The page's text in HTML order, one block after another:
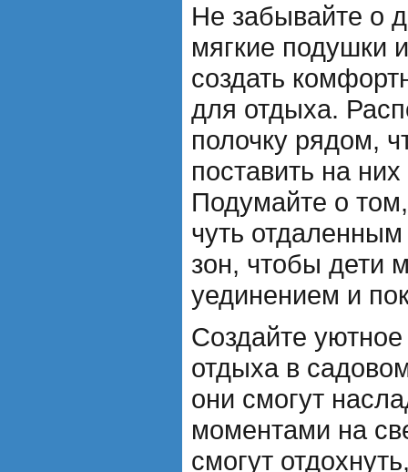
Не забывайте о
мягкие подушки
создать
для отдыха.
полочку рядом,
поставить на
Подумайте о
чуть
зон, чтобы дети
уединением и
Создайте
отдыха в
они смогут
моментами на
смогут